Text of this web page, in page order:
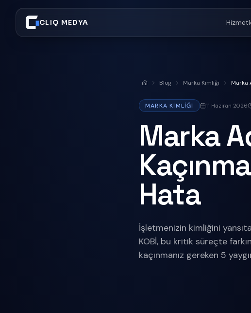
CLIQ MEDYA
Anasayfa
Blog Marka Kimliği Marka
MARKA KIMLIĞI 11 Haziran 2026
Marka
Hata
İşletmenizin kimliğini
KOBİ, bu kritik süreçte
kaçınmanız gereken 5